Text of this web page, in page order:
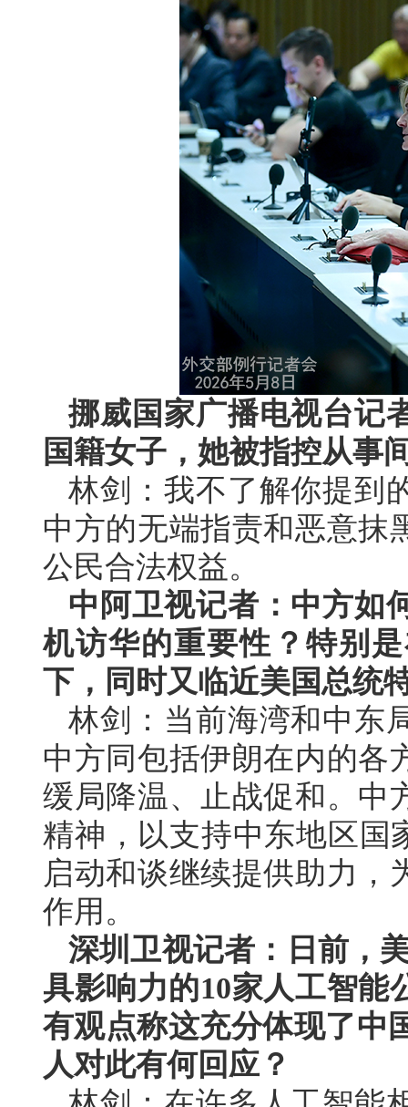
挪威国家广播电视台记
国籍女子，她被指控从事
林剑：我不了解你提到
中方的无端指责和恶意抹
公民合法权益。
中阿卫视记者：中方如
机访华的重要性？特别
下，同时又临近美国总统
林剑：当前海湾和中东
中方同包括伊朗在内的各
缓局降温、止战促和。中
精神，以支持中东地区国
启动和谈继续提供助力，
作用。
深圳卫视记者：日前，
具影响力的10家人工智能
有观点称这充分体现了中
人对此有何回应？